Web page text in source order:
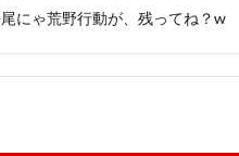
にゃ荒野行動が、残ってね？w